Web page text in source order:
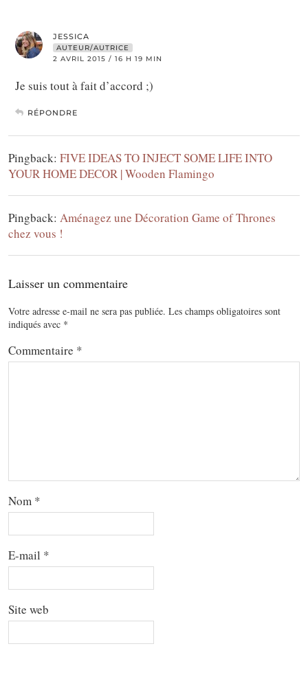
JESSICA
AUTEUR/AUTRICE
2 AVRIL 2015 / 16 H 19 MIN
Je suis tout à fait d’accord ;)
RÉPONDRE
Pingback: FIVE IDEAS TO INJECT SOME LIFE INTO
YOUR HOME DECOR | Wooden Flamingo
Pingback: Aménagez une Décoration Game of Thrones
chez vous !
Laisser un commentaire
Votre adresse e-mail ne sera pas publiée. Les champs obligatoires sont
indiqués avec *
Commentaire *
Nom *
E-mail *
Site web